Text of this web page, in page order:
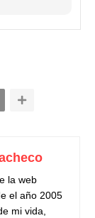
la web
el año 2005
mi vida,